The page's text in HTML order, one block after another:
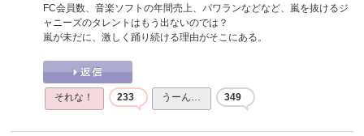
FC会員数、音楽ソフトの年間売上、パワランなどなど、嵐を抜けるジ
ャニーズのタレントはもう出ないのでは？
嵐が未だに、激しく踊り続ける理由がそこにある。
それな！ 233 うーん… 349